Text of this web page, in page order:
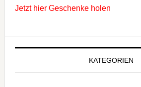
Jetzt hier Geschenke holen
KATEGORIEN